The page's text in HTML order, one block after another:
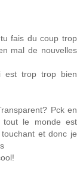
fais du coup trop
mal de nouvelles
est trop trop bien
Pck en
tout le monde est
et donc je